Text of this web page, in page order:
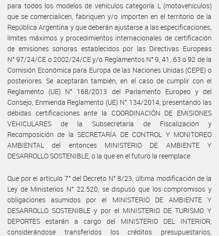
para todos los modelos de vehículos categoría L (motovehículos)
que se comercialicen, fabriquen y/o importen en el territorio de la
República Argentina y que deberán ajustarse a las especificaciones,
límites máximos y procedimientos internacionales de certificación
de emisiones sonoras establecidos por las Directivas Europeas
N° 97/24/CE o 2002/24/CE y/o Reglamentos N° 9, 41, 63 o 92 de la
Comisión Económica para Europa de las Naciones Unidas (CEPE) o
posteriores. Se aceptarán también, en el caso de cumplir con el
Reglamento (UE) N° 168/2013 del Parlamento Europeo y del
Consejo, Enmienda Reglamento (UE) N° 134/2014, presentando las
debidas certificaciones ante la COORDINACIÓN DE EMISIONES
VEHICULARES de la Subsecretaría de Fiscalización y
Recomposición de la SECRETARÍA DE CONTROL Y MONITOREO
AMBIENTAL del entonces MINISTERIO DE AMBIENTE Y
DESARROLLO SOSTENIBLE, o la que en el futuro la reemplace.
Que por el artículo 7° del Decreto N° 8/23, última modificación de la
Ley de Ministerios N° 22.520, se dispuso que los compromisos y
obligaciones asumidos por el MINISTERIO DE AMBIENTE Y
DESARROLLO SOSTENIBLE y por el MINISTERIO DE TURISMO Y
DEPORTES estarán a cargo del MINISTERIO DEL INTERIOR,
considerándose transferidos los créditos presupuestarios,